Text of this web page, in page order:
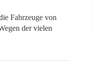
Fahrzeuge von
der vielen